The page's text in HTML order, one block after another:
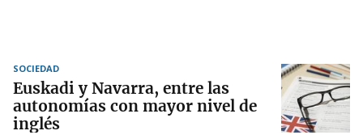
SOCIEDAD
Euskadi y Navarra, entre las
autonomías con mayor nivel de
inglés